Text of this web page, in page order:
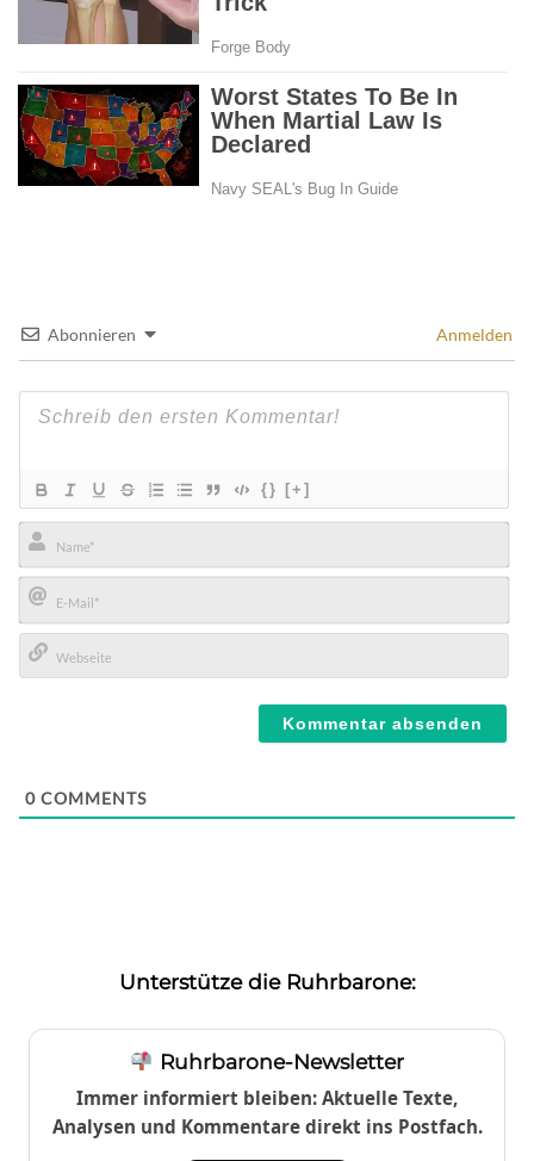
Abonnieren Anmelden
{} [+]
Name*
E-
Mail*
0 COMMENTS
Unterstütze die Ruhrbarone:
Ruhrbarone-Newsletter
Immer informiert bleiben: Aktuelle Texte,
Analysen und Kommentare direkt ins Postfach.